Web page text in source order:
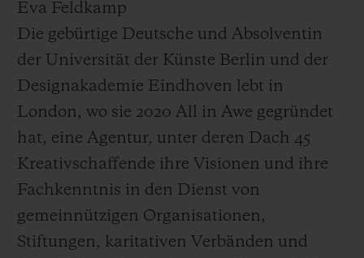
Eva Feldkamp
Die gebürtige Deutsche und Absolventin
der Universität der Künste Berlin und der
Designakademie Eindhoven lebt in
London, wo sie 2020 All in Awe gegründet
hat, eine Agentur, unter deren Dach 45
Kreativschaffende ihre Visionen und ihre
Fachkenntnis in den Dienst von
gemeinnützigen Organisationen,
Stiftungen, karitativen Verbänden und